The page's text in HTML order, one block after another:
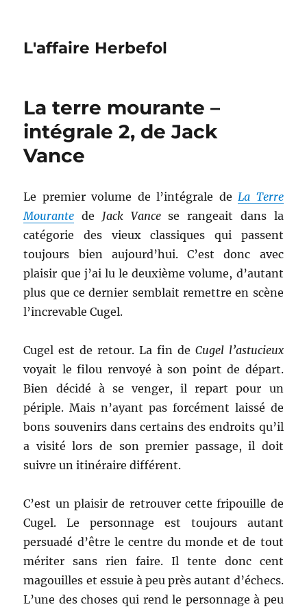
L'affaire Herbefol
La terre mourante –
intégrale 2, de Jack
Vance
Le premier volume de l’intégrale deLa Terre
Mourante de Jack Vancese rangeait dans la
catégorie des vieux classiques qui passent
toujours bien aujourd’hui. C’est donc avec
plaisir que j’ai lu le deuxième volume, d’autant
plus que ce dernier semblait remettre en scène
l’increvable Cugel.
Cugel est de retour. La fin de Cugel l’astucieux
voyait le filou renvoyé à son point de départ.
Bien décidé à se venger, il repart pour un
périple. Mais n’ayant pas forcément laissé de
bons souvenirs dans certains des endroits qu’il
a visité lors de son premier passage, il doit
suivre un itinéraire différent.
C’est un plaisir de retrouver cette fripouille de
Cugel. Le personnage est toujours autant
persuadé d’être le centre du monde et de tout
mériter sans rien faire. Il tente donc cent
magouilles et essuie à peu près autant d’échecs.
L’une des choses qui rend le personnage à peu